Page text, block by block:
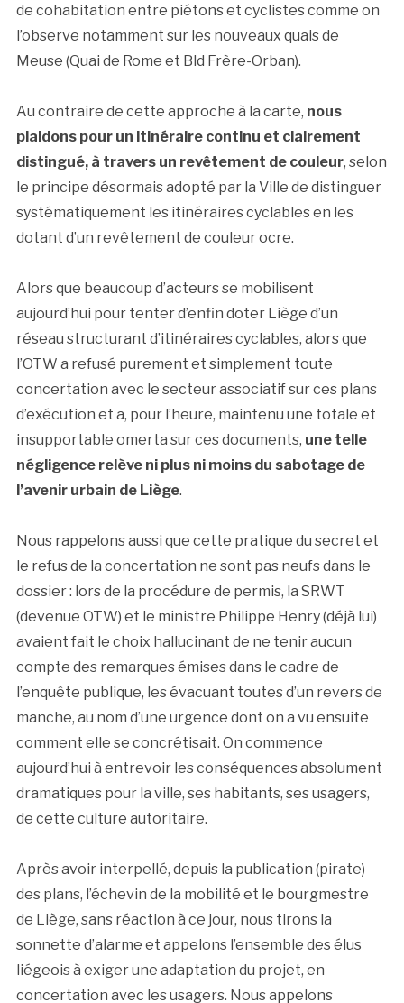
de cohabitation entre piétons et cyclistes comme on
l’observe notamment sur les nouveaux quais de
Meuse (Quai de Rome et Bld Frère-Orban).
Au contraire de cette approche à la carte, nous
plaidons pour un itinéraire continu et clairement
distingué, à travers un revêtement de couleur, selon
le principe désormais adopté par la Ville de distinguer
systématiquement les itinéraires cyclables en les
dotant d’un revêtement de couleur ocre.
Alors que beaucoup d’acteurs se mobilisent
aujourd’hui pour tenter d’enfin doter Liège d’un
réseau structurant d’itinéraires cyclables, alors que
l’OTW a refusé purement et simplement toute
concertation avec le secteur associatif sur ces plans
d’exécution et a, pour l’heure, maintenu une totale et
insupportable omerta sur ces documents, une telle
négligence relève ni plus ni moins du sabotage de
l’avenir urbain de Liège.
Nous rappelons aussi que cette pratique du secret et
le refus de la concertation ne sont pas neufs dans le
dossier : lors de la procédure de permis, la SRWT
(devenue OTW) et le ministre Philippe Henry (déjà lui)
avaient fait le choix hallucinant de ne tenir aucun
compte des remarques émises dans le cadre de
l’enquête publique, les évacuant toutes d’un revers de
manche, au nom d’une urgence dont on a vu ensuite
comment elle se concrétisait. On commence
aujourd’hui à entrevoir les conséquences absolument
dramatiques pour la ville, ses habitants, ses usagers,
de cette culture autoritaire.
Après avoir interpellé, depuis la publication (pirate)
des plans, l’échevin de la mobilité et le bourgmestre
de Liège, sans réaction à ce jour, nous tirons la
sonnette d’alarme et appelons l’ensemble des élus
liégeois à exiger une adaptation du projet, en
concertation avec les usagers. Nous appelons